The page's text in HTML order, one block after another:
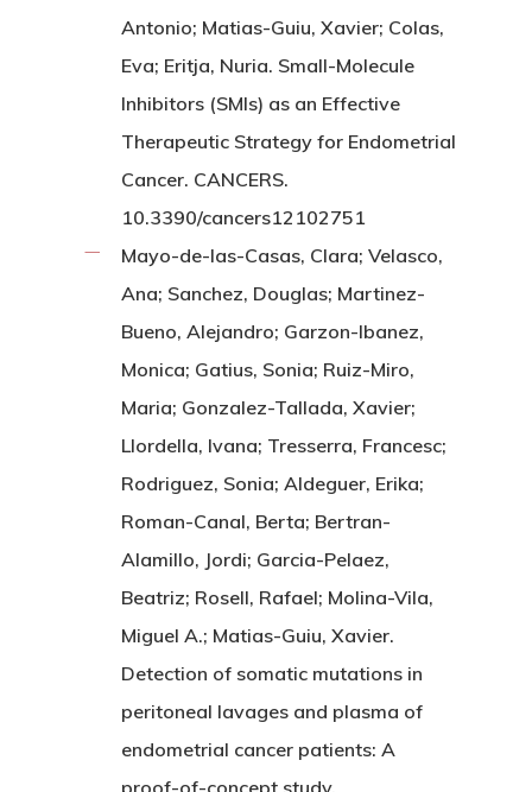
Antonio; Matias-Guiu, Xavier; Colas,
Eva; Eritja, Nuria. Small-Molecule
Inhibitors (SMIs) as an Effective
Therapeutic Strategy for Endometrial
Cancer. CANCERS.
10.3390/cancers12102751
Mayo-de-las-Casas, Clara; Velasco,
Ana; Sanchez, Douglas; Martinez-
Bueno, Alejandro; Garzon-Ibanez,
Monica; Gatius, Sonia; Ruiz-Miro,
Maria; Gonzalez-Tallada, Xavier;
Llordella, Ivana; Tresserra, Francesc;
Rodriguez, Sonia; Aldeguer, Erika;
Roman-Canal, Berta; Bertran-
Alamillo, Jordi; Garcia-Pelaez,
Beatriz; Rosell, Rafael; Molina-Vila,
Miguel A.; Matias-Guiu, Xavier.
Detection of somatic mutations in
peritoneal lavages and plasma of
endometrial cancer patients: A
proof-of-concept study.